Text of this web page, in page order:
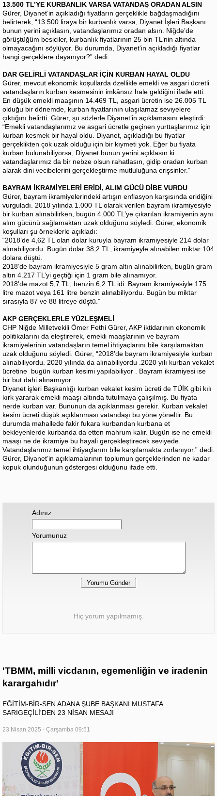
13.500 TL’YE KURBANLIK VARSA VATANDAŞ ORADAN ALSIN
Gürer, Diyanet’in açıkladığı fiyatların gerçeklikle bağdaşmadığını
belirterek, “13.500 liraya bir kurbanlık varsa, Diyanet İşleri Başkanı
bunun yerini açıklasın, vatandaşlarımız oradan alsın. Niğde’de
görüştüğüm besiciler, kurbanlık fiyatlarının 25 bin TL’nin altında
olmayacağını söylüyor. Bu durumda, Diyanet’in açıkladığı fiyatlar
hangi gerçeklere dayanıyor?” dedi.
DAR GELİRLİ VATANDAŞLAR İÇİN KURBAN HAYAL OLDU
Gürer, mevcut ekonomik koşullarda özellikle emekli ve asgari ücretli
vatandaşların kurban kesmesinin imkânsız hale geldiğini ifade etti.
En düşük emekli maaşının 14.469 TL, asgari ücretin ise 26.005 TL
olduğu bir dönemde, kurban fiyatlarının ulaşılamaz seviyelere
çıktığını belirtti. Gürer, şu sözlerle Diyanet’in açıklamasını eleştirdi:
“Emekli vatandaşlarımız ve asgari ücretle geçinen yurttaşlarımız için
kurban kesmek bir hayal oldu. Diyanet, açıkladığı bu fiyatlar
gerçeklikten çok uzak olduğu için bir kıymeti yok. Eğer bu fiyata
kurban bulunabiliyorsa, Diyanet bunun yerini açıklasın ki
vatandaşlarımız da bir nebze olsun rahatlasın, gidip oradan kurban
alarak dini vecibelerini gerçekleştirme mutluluğuna erişsinler.”
BAYRAM İKRAMİYELERİ ERİDİ, ALIM GÜCÜ DİBE VURDU
Gürer, bayram ikramiyelerindeki artışın enflasyon karşısında eridiğini
vurguladı. 2018 yılında 1.000 TL olarak verilen bayram ikramiyesiyle
bir kurban alınabilirken, bugün 4.000 TL’ye çıkarılan ikramiyenin aynı
alım gücünü sağlamaktan uzak olduğunu söyledi. Gürer, ekonomik
koşulları şu örneklerle açıkladı:
“2018’de 4,62 TL olan dolar kuruyla bayram ikramiyesiyle 214 dolar
alınabiliyordu. Bugün dolar 38,2 TL, ikramiyeyle alınabilen miktar 104
dolara düştü.
2018’de bayram ikramiyesiyle 5 gram altın alınabilirken, bugün gram
altın 4.217 TL’yi geçtiği için 1 gram bile alınamıyor.
2018’de mazot 5,7 TL, benzin 6,2 TL idi. Bayram ikramiyesiyle 175
litre mazot veya 161 litre benzin alınabiliyordu. Bugün bu miktar
sırasıyla 87 ve 88 litreye düştü.”
AKP GERÇEKLERLE YÜZLEŞMELİ
CHP Niğde Milletvekili Ömer Fethi Gürer, AKP iktidarının ekonomik
politikalarını da eleştirerek, emekli maaşlarının ve bayram
ikramiyelerinin vatandaşların temel ihtiyaçlarını bile karşılamaktan
uzak olduğunu söyledi. Gürer, “2018’de bayram ikramiyesiyle kurban
alınabiliyordu. 2020 yılında da alınabiliyordu .2020 yılı kurban vekalet
ücretine bugün kurban kesimi yapılabiliyor . Bayram ikramiyesi ise
bir but dahi alınamıyor.
Diyanet işleri Başkanlığı kurban vekalet kesim ücreti de TÜİK gibi kılı
kırk yararak emekli maaşı altında tutulmaya çalışılmış. Bu fiyata
nerde kurban var. Bununun da açıklanması gerekir. Kurban vekalet
kesim ücreti düşük açıklanması vatandaşı bu yöne yöneltir. Bu
durumda mahallede fakir fukara kurbandan kurbana et
bekleyenlerde kurbanda da etten mahrum kalır. Bugün ise ne emekli
maaşı ne de ikramiye bu hayali gerçekleştirecek seviyede.
Vatandaşlarımız temel ihtiyaçlarını bile karşılamakta zorlanıyor.” dedi.
Gürer, Diyanet’in açıklamalarının toplumun gerçeklerinden ne kadar
kopuk olunduğunun göstergesi olduğunu ifade etti.
Adınız
Yorumunuz
Hiç yorum yapılmamış.
'TBMM, milli vicdanın, egemenliğin ve iradenin
karargahıdır'
EĞİTİM-BİR-SEN ADANA ŞUBE BAŞKANI MUSTAFA
SARIGEÇİLİ'DEN 23 NİSAN MESAJI
23 Nisan 2025 - Çarşamba 09:51